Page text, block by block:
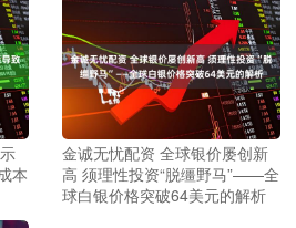
本
金诚无忧配资 全球银价屡创新
高 须理性投资“脱缰野马”——全
球白银价格突破64美元的解析